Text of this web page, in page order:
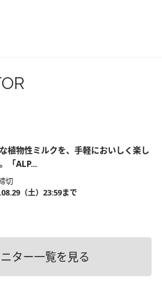
植物性ミルクを、手軽においしく楽し
「ALP...
切
（土）23:59まで
ター一覧を見る